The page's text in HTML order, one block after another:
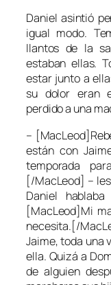
Daniel asintió
igual modo.
llantos de la
estaban ellas.
estar junto a
su dolor eran
perdido a una
–
están con
temporada
[/MacLeod] –
Daniel
[MacLeod]Mi
necesita.[/
Jaime, toda una
ella. Quizá a
de alguien